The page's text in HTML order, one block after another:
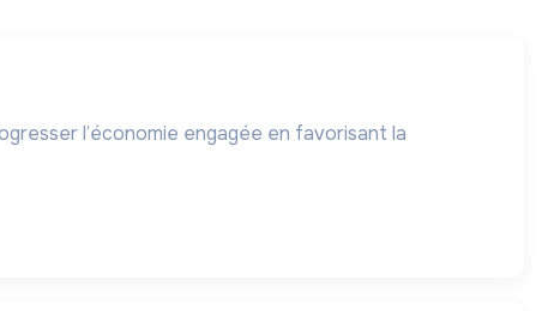
l’économie engagée en favorisant la